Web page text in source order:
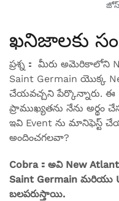
ఖనిజాలకు
ప్రశ్న： మీరు అమెరికాలోని
Saint Germain యొక్క
చేయవచ్చని పేర్కొన్నారు. ఈ
ప్రాముఖ్యతను నేను అర్థం
ఇవి Event ను మానిఫెస్ట్
అందించగలవా?
Cobra：అవి New
Saint Germain మరియు
బలపరుస్తాయి.